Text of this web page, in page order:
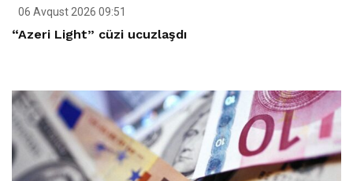
06 Avqust 2026 09:51
“Azeri Light” cüzi ucuzlaşdı